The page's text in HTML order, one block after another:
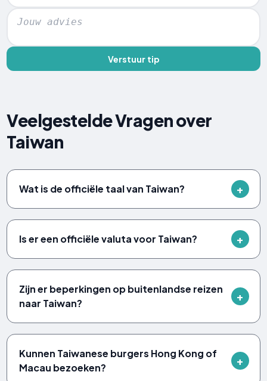
Verstuur tip
Veelgestelde Vragen over
Taiwan
Wat is de officiële taal van Taiwan?
Is er een officiële valuta voor Taiwan?
Zijn er beperkingen op buitenlandse reizen
naar Taiwan?
Kunnen Taiwanese burgers Hong Kong of
Macau bezoeken?